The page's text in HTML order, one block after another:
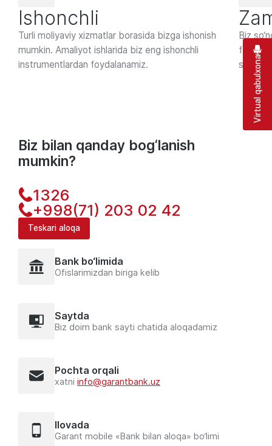
Ishonchli
Turli moliyaviy xizmatlar borasida bizga ishonish
mumkin. Amaliyot ishlarida biz eng ishonchli
instrumentlardan foydalanamiz.
Biz
Biz bilan qanday bog‘lanish
mumkin?
1326
+998(71) 203 02 42
Teskari aloqa
Bank bo‘limida
Ofislarimizdan biriga kelib
Saytda
Biz doim bank sayti chatida aloqadamiz
Pochta orqali
xatni info@garantbank.uz
Ilovada
Garant mobile «Bank bilan aloqa» bo‘limi
Virtual qabulxona